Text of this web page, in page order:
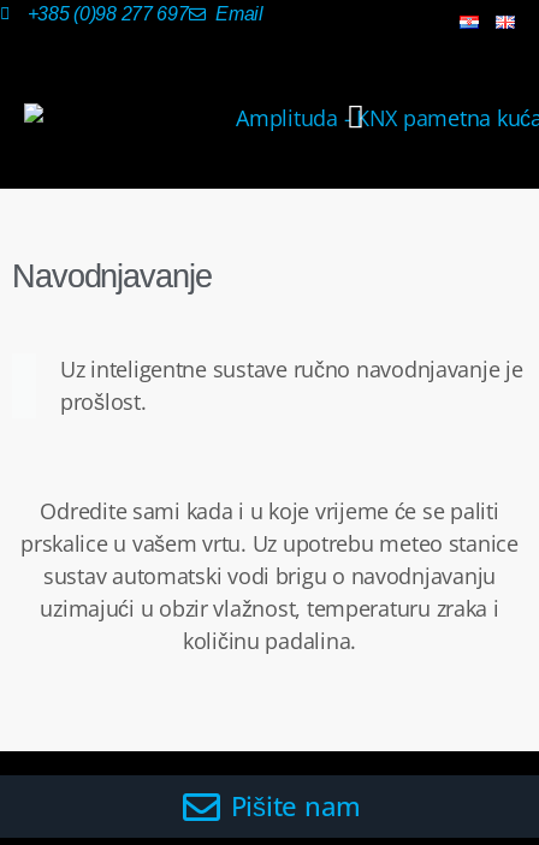
+385 (0)98 277 697 Email
Navodnjavanje
Uz inteligentne sustave ručno navodnjavanje je
prošlost.
Odredite sami kada i u koje vrijeme će se paliti
prskalice u vašem vrtu. Uz upotrebu meteo stanice
sustav automatski vodi brigu o navodnjavanju
uzimajući u obzir vlažnost, temperaturu zraka i
količinu padalina.
Pišite nam